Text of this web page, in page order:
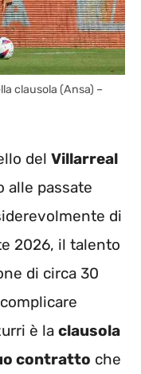
clausola (Ansa) –
del Villarreal
alle passate
di
2026, il talento
di circa 30
è la clausola
contratto che